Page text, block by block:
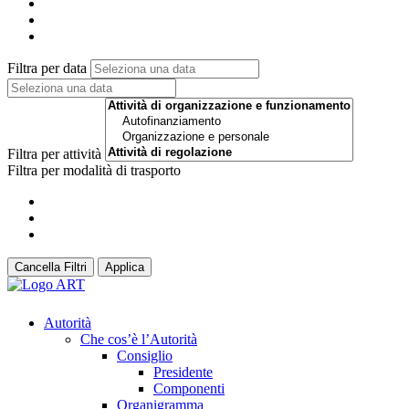
Filtra per data
Filtra per attività
Filtra per modalità di trasporto
Cancella Filtri Applica
Autorità
Che cos’è l’Autorità
Consiglio
Presidente
Componenti
Organigramma